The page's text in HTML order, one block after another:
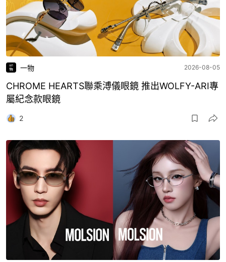
一物 2026-08-05
CHROME HEARTS聯乘溥儀眼鏡 推出WOLFY-ARI專
屬紀念款眼鏡
2